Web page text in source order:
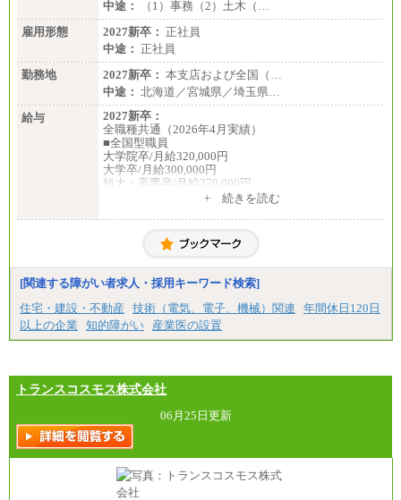
中途：
（1）事務（2）土木（…
雇用形態
2027新卒： 正社員
中途： 正社員
勤務地
2027新卒： 本支店および全国（…
中途： 北海道／宮城県／埼玉県…
給与
2027新卒：
全職種共通（2026年4月実績）
■全国型職員
大学院卒/月給320,000円
大学卒/月給300,000円
短大・高専卒/月給270,000円
大学院卒/月給256,000円～288,000円
大学卒/月給240,000円～270,000円
短大・高専卒/月給216,000円～243,000円
■特定職員※
大学院卒/月給234,000円～263,000円
大学卒/月給219,000円～246,000円
短大・高専卒/月給197,000円～222,000円
※拠点型職員、特定職員の給与は、生活の拠点が定
す。
中途：
全職種共通
月給制
226,600円～390,100円（勤務地域等により異なりま
す）
・ご経験やスキルを考慮し、選考の中で決定いたし
ます。
・試用期間中も同額支給します。
+ 続きを読む
[関連する障がい者求人・採用キーワード検索]
住宅・建設・不動産
技術（電気、電子、機械）関連
年間休日120日
以上の企業
知的障がい 産業医の設置
トランスコスモス株式会社
06月25日更新